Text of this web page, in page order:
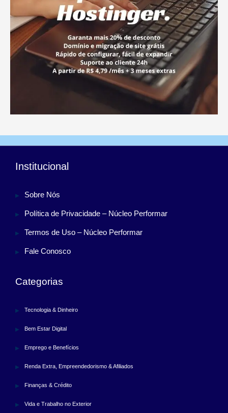
Institucional
Sobre Nós
Política de Privacidade – Núcleo Performar
Termos de Uso – Núcleo Performar
Fale Conosco
Categorias
Tecnologia & Dinheiro
Bem Estar Digital
Emprego e Benefícios
Renda Extra, Empreendedorismo & Afiliados
Finanças & Crédito
Vida e Trabalho no Exterior